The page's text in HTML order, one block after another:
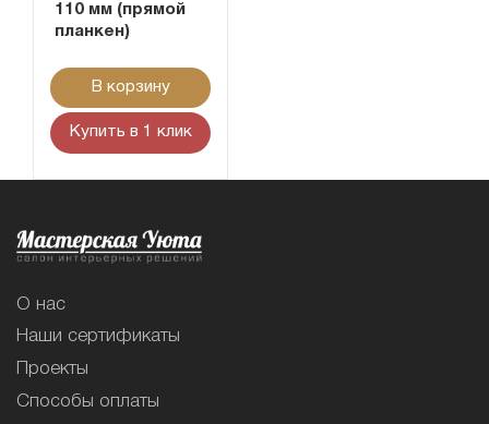
110 мм (прямой
планкен)
В корзину
Купить в 1 клик
О нас
Наши сертификаты
Проекты
Способы оплаты